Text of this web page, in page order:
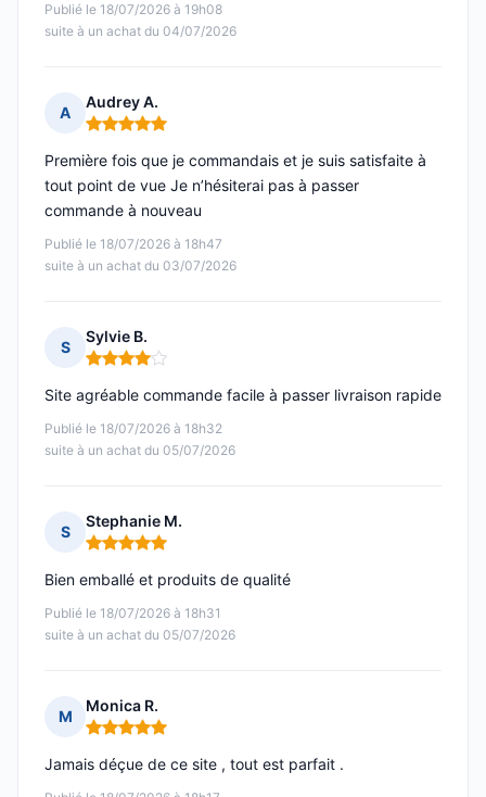
Publié le 18/07/2026 à 19h08
suite à un achat du 04/07/2026
A
Audrey A.
Note : 5 sur 5
Publié le 18/07/2026 à 18h47
suite à un achat du 03/07/2026
Première fois que je commandais et je suis satisfaite à
tout point de vue Je n’hésiterai pas à passer
commande à nouveau
S
Sylvie B.
Note : 4 sur 5
Publié le 18/07/2026 à 18h32
suite à un achat du 05/07/2026
Site agréable commande facile à passer livraison rapide
S
Stephanie M.
Note : 5 sur 5
Publié le 18/07/2026 à 18h31
suite à un achat du 05/07/2026
Bien emballé et produits de qualité
M
Monica R.
Note : 5 sur 5
Jamais déçue de ce site , tout est parfait .